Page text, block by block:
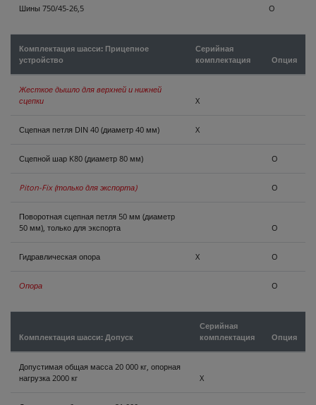
Шины 750/45-26,5 O
Комплектация шасси: Прицепное
устройство
Серийная
комплектация
Опция
Жесткое дышло для верхней и нижней
сцепки
X
Сцепная петля DIN 40 (диаметр 40 мм) X
Сцепной шар K80 (диаметр 80 мм) O
Piton-Fix (только для экспорта) O
Поворотная сцепная петля 50 мм (диаметр
50 мм), только для экспорта
O
Гидравлическая опора X O
Опора O
Комплектация шасси: Допуск
Серийная
комплектация
Опция
Допустимая общая масса 20 000 кг, опорная
нагрузка 2000 кг
X